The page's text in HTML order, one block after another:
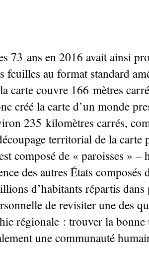
73 ans en 2016 avait ainsi
feuilles au format standard
carte couvre 166 mètres
créé la carte d’un monde
235 kilomètres carrés,
territorial de la carte
composé de « paroisses » –
des autres États composés
d’habitants répartis
de revisiter une des
régionale : trouver la
une communauté